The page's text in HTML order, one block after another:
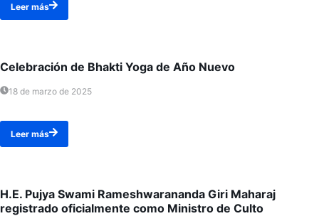
Leer más
Celebración de Bhakti Yoga de Año Nuevo
18 de marzo de 2025
Leer más
H.E. Pujya Swami Rameshwarananda Giri Maharaj
registrado oficialmente como Ministro de Culto